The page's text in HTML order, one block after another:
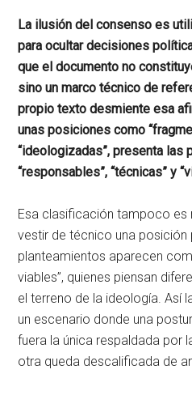
La ilusión del consenso es
para ocultar decisiones
que el documento no
sino un marco técnico de
propio texto desmiente esa
unas posiciones como
“ideologizadas”, presenta las
“responsables”, “técnicas” y
Esa clasificación tampoco es
vestir de técnico una posición
planteamientos aparecen
viables”, quienes piensan
el terreno de la ideología. Así
un escenario donde una
fuera la única respaldada por
otra queda descalificada de